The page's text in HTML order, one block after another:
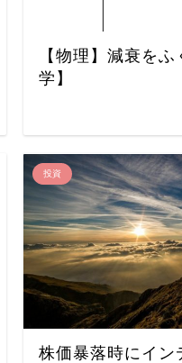
【物理】減衰を
学】
投資
株価暴落時にイン